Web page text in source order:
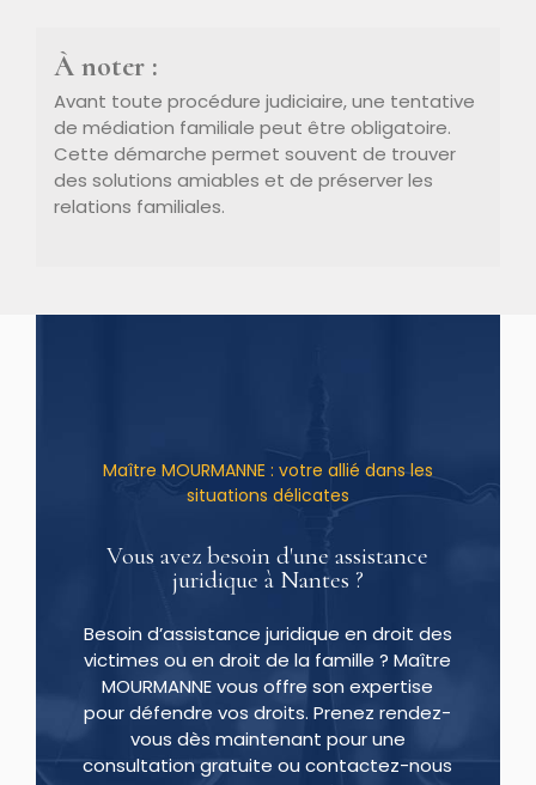
À noter :
Avant toute procédure judiciaire, une tentative
de médiation familiale peut être obligatoire.
Cette démarche permet souvent de trouver
des solutions amiables et de préserver les
relations familiales.
Maître MOURMANNE : votre allié dans les
situations délicates
Vous avez besoin d'une assistance
juridique à Nantes ?
Besoin d’assistance juridique en droit des
victimes ou en droit de la famille ? Maître
MOURMANNE vous offre son expertise
pour défendre vos droits. Prenez rendez-
vous dès maintenant pour une
consultation gratuite ou contactez-nous